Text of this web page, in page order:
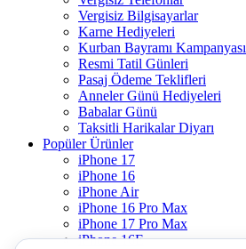
Vergisiz Bilgisayarlar
Karne Hediyeleri
Kurban Bayramı Kampanyası
Resmi Tatil Günleri
Pasaj Ödeme Teklifleri
Anneler Günü Hediyeleri
Babalar Günü
Taksitli Harikalar Diyarı
Popüler Ürünler
iPhone 17
iPhone 16
iPhone Air
iPhone 16 Pro Max
iPhone 17 Pro Max
iPhone 16E